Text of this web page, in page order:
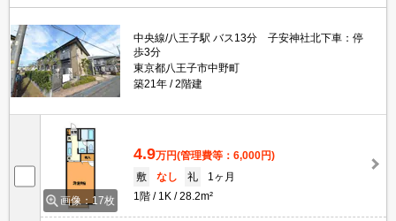
中央線/八王子駅 バス13分 子安神社北下車：停
歩3分
東京都八王子市中野町
築21年
2階建
画像：17枚
4.9万円(管理費等：6,000円)
敷
なし 礼
1ヶ月
1階
1K 28.2m²